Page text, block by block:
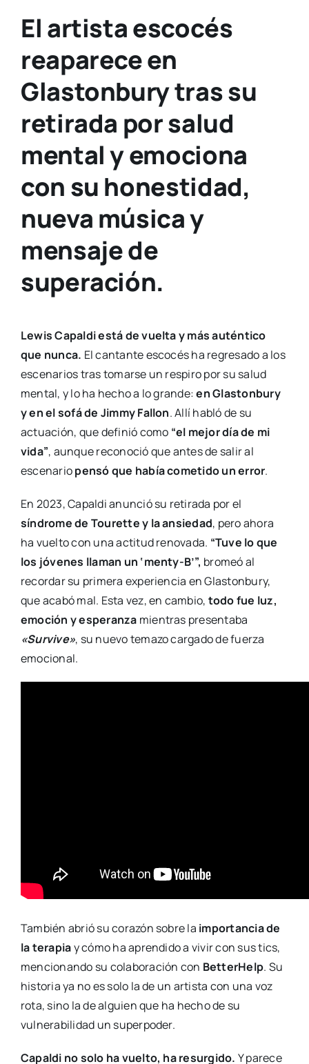
El artista escocés
reaparece en
Glastonbury tras su
retirada por salud
mental y emociona
con su honestidad,
nueva música y
mensaje de
superación.
Lewis Capaldi está de vuelta y más auténtico
que nunca. El cantante escocés ha regresado a los
escenarios tras tomarse un respiro por su salud
mental, y lo ha hecho a lo grande:en Glastonbury
y en el sofá de Jimmy Fallon. Allí habló de su
actuación, que definió como “el mejor día de mi
vida”, aunque reconoció que antes de salir al
escenariopensó que había cometido un error.
En 2023, Capaldi anunció su retirada por el
síndrome de Tourette y la ansiedad, pero ahora
ha vuelto con una actitud renovada. “Tuve lo que
los jóvenes llaman un ‘menty-B’”, bromeó al
recordar su primera experiencia en Glastonbury,
que acabó mal. Esta vez, en cambio, todo fue luz,
emoción y esperanza mientras presentaba
«Survive», su nuevo temazo cargado de fuerza
emocional.
También abrió su corazón sobre la importancia de
la terapiay cómo ha aprendido a vivir con sus tics,
mencionando su colaboración con BetterHelp. Su
historia ya no es solo la de un artista con una voz
rota, sino la de alguien que ha hecho de su
vulnerabilidad un superpoder.
Capaldi no solo ha vuelto, ha resurgido. Y parece